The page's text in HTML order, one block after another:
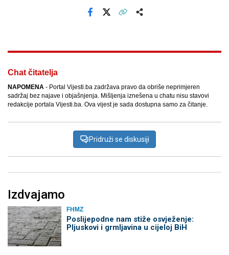
Chat čitatelja
NAPOMENA - Portal Vijesti.ba zadržava pravo da obriše neprimjeren
sadržaj bez najave i objašnjenja. Mišljenja iznešena u chatu nisu stavovi
redakcije portala Vijesti.ba. Ova vijest je sada dostupna samo za čitanje.
Pridruži se diskusiji
Izdvajamo
FHMZ
Poslijepodne nam stiže osvježenje:
Pljuskovi i grmljavina u cijeloj BiH